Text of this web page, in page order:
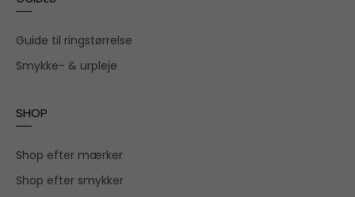
Guide til ringstørrelse
Smykke- & urpleje
SHOP
Shop efter mærker
Shop efter smykker